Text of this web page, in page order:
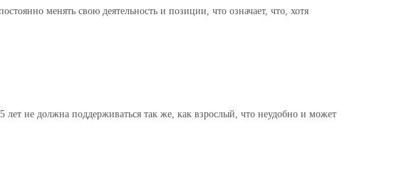
менять свою деятельность и позиции, что означает, что, хотя
лет не должна поддерживаться так же, как взрослый, что неудобно и может